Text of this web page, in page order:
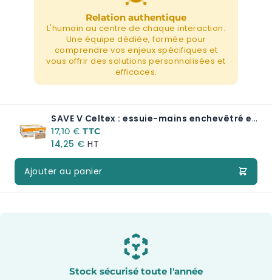
Relation authentique
L'humain au centre de chaque interaction.
Une équipe dédiée, formée pour
comprendre vos enjeux spécifiques et
vous offrir des solutions personnalisées et
efficaces.
SAVE V Celtex : essuie-mains enchevêtré en V, 2 plis, 3 000 feuilles/colis
17,10 €
14,25 €
Ajouter au panier
Stock sécurisé toute l'année